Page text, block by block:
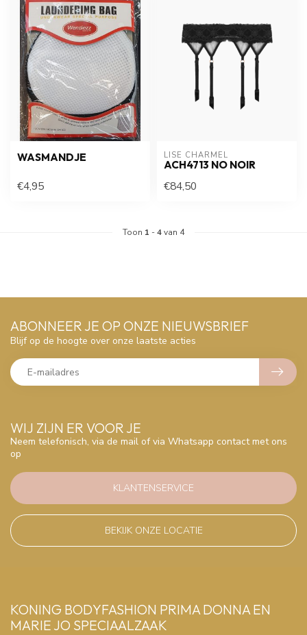
WASMANDJE
€4,95
LISE CHARMEL
ACH4713 NO NOIR
€84,50
Toon 1 -4van 4
WIJ ZIJN ER VOOR JE
Neem telefonisch, via de mail of via Whatsapp contact met ons
op
KLANTENSERVICE
BEKIJK ONZE LOCATIE
ABONNEER JE OP ONZE NIEUWSBRIEF
Blijf op de hoogte over onze laatste acties
KONING BODYFASHION PRIMA DONNA EN
MARIE JO SPECIAALZAAK